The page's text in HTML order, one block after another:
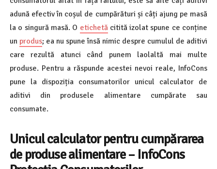
adună efectiv în coșul de cumpărături și câți ajung pe masă
la o singură masă. O etichetăcitită izolat spune ce conține
un produs; ea nu spune însă nimic despre cumulul de aditivi
care rezultă atunci când punem laolaltă mai multe
produse. Pentru a răspunde acestei nevoi reale, InfoCons
pune la dispoziția consumatorilor unicul calculator de
aditivi din produsele alimentare cumpărate sau
consumate.
Unicul calculator pentru cumpărarea
de produse alimentare – InfoCons